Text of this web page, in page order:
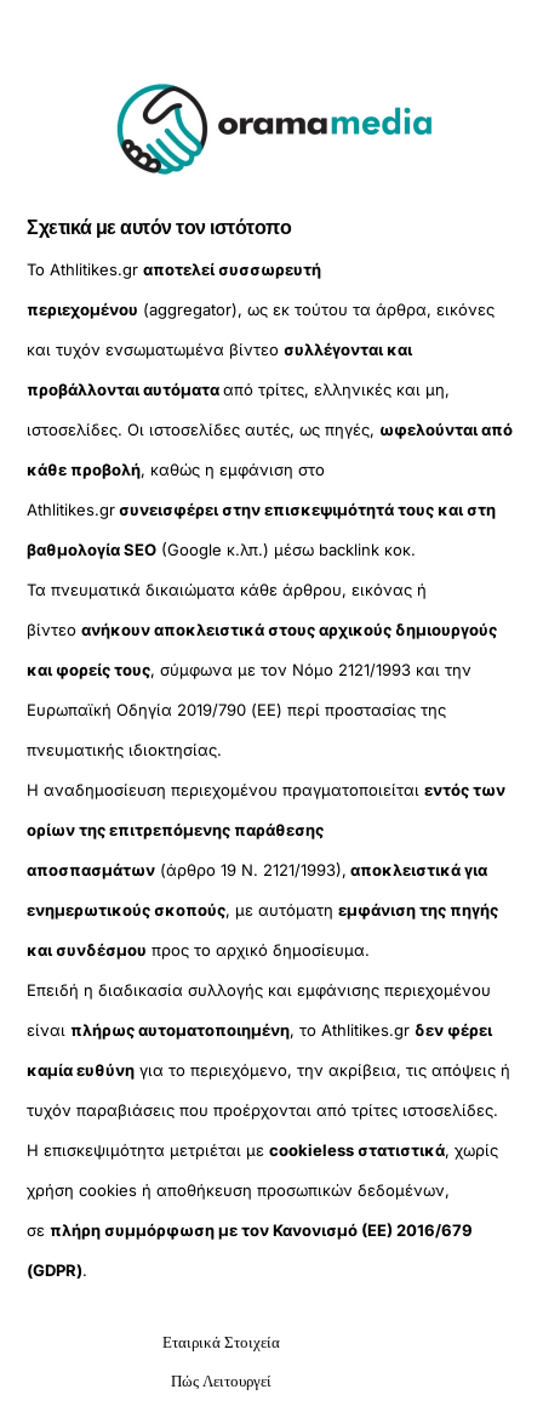
Σχετικά με αυτόν τον ιστότοπο
Το Athlitikes.grαποτελεί συσσωρευτή
περιεχομένου (aggregator), ως εκ τούτου τα άρθρα, εικόνες
και τυχόν ενσωματωμένα βίντεοσυλλέγονται και
προβάλλονται αυτόματααπό τρίτες, ελληνικές και μη,
ιστοσελίδες. Οι ιστοσελίδες αυτές, ως πηγές, ωφελούνται από
κάθε προβολή, καθώς η εμφάνιση στο
Athlitikes.grσυνεισφέρει στην επισκεψιμότητά τους και στη
βαθμολογία SEO (Google κ.λπ.) μέσω backlink κοκ.
Τα πνευματικά δικαιώματα κάθε άρθρου, εικόνας ή
βίντεοανήκουν αποκλειστικά στους αρχικούς δημιουργούς
και φορείς τους, σύμφωνα με τον Νόμο 2121/1993 και την
Ευρωπαϊκή Οδηγία 2019/790 (ΕΕ) περί προστασίας της
πνευματικής ιδιοκτησίας.
Η αναδημοσίευση περιεχομένου πραγματοποιείταιεντός των
ορίων της επιτρεπόμενης παράθεσης
αποσπασμάτων (άρθρο 19 Ν. 2121/1993), αποκλειστικά για
ενημερωτικούς σκοπούς, με αυτόματηεμφάνιση της πηγής
και συνδέσμου προς το αρχικό δημοσίευμα.
Επειδή η διαδικασία συλλογής και εμφάνισης περιεχομένου
είναιπλήρως αυτοματοποιημένη, το Athlitikes.gr δεν φέρει
καμία ευθύνη για το περιεχόμενο, την ακρίβεια, τις απόψεις ή
τυχόν παραβιάσεις που προέρχονται από τρίτες ιστοσελίδες.
Η επισκεψιμότητα μετριέται μεcookieless στατιστικά, χωρίς
χρήση cookies ή αποθήκευση προσωπικών δεδομένων,
σεπλήρη συμμόρφωση με τον Κανονισμό (ΕΕ) 2016/679
(GDPR).
Εταιρικά Στοιχεία
Πώς Λειτουργεί